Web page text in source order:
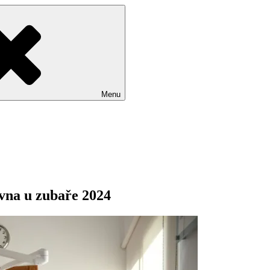
Menu
u zubaře 2024